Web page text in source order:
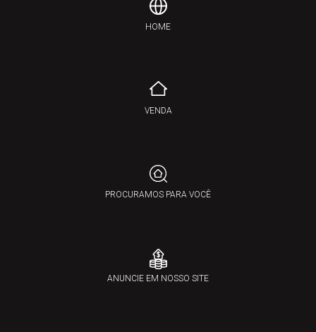
HOME
VENDA
PROCURAMOS PARA VOCÊ
ANUNCIE EM NOSSO SITE